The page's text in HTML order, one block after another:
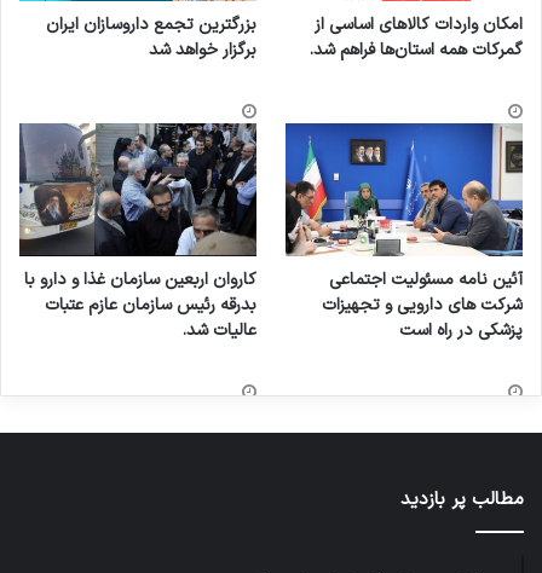
امکان واردات کالاهای اساسی از
گمرکات همه استان‌ها فراهم شد.
بزرگترین تجمع داروسازان ایران
برگزار خواهد شد
آئین نامه مسئولیت اجتماعی
شرکت های دارویی و تجهیزات
پزشکی در راه است
کاروان اربعین سازمان غذا و دارو با
بدرقه رئیس سازمان عازم عتبات
عالیات شد.
مطالب پر بازدید